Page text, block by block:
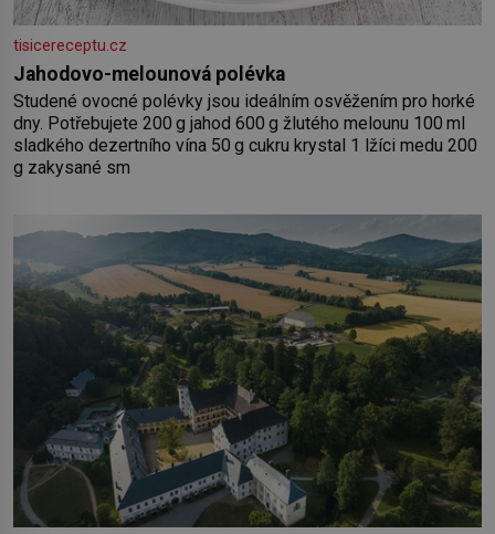
tisicereceptu.cz
Jahodovo-melounová polévka
Studené ovocné polévky jsou ideálním osvěžením pro horké
dny. Potřebujete 200 g jahod 600 g žlutého melounu 100 ml
sladkého dezertního vína 50 g cukru krystal 1 lžíci medu 200
g zakysané sm